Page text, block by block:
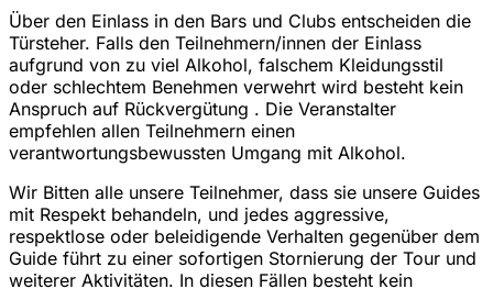
Über den Einlass in den Bars und Clubs entscheiden die
Türsteher. Falls den Teilnehmern/innen der Einlass
aufgrund von zu viel Alkohol, falschem Kleidungsstil
oder schlechtem Benehmen verwehrt wird besteht kein
Anspruch auf Rückvergütung . Die Veranstalter
empfehlen allen Teilnehmern einen
verantwortungsbewussten Umgang mit Alkohol.
Wir Bitten alle unsere Teilnehmer, dass sie unsere Guides
mit Respekt behandeln, und jedes aggressive,
respektlose oder beleidigende Verhalten gegenüber dem
Guide führt zu einer sofortigen Stornierung der Tour und
weiterer Aktivitäten. In diesen Fällen besteht kein